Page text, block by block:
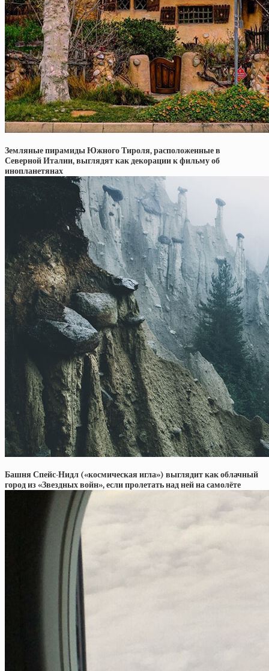
Земляные пирамиды Южного Тироля, расположенные в
Северной Италии, выглядят как декорации к фильму об
инопланетянах
Башня Спейс-Нидл («космическая игла») выглядит как облачный
город из «Звездных войн», если пролетать над ней на самолёте